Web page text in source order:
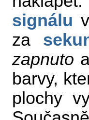
signálu
za
zapnuto
barvy,
plochy